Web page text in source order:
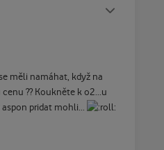
měli namáhat, když na
?? Koukněte k o2...u
pridat mohli...